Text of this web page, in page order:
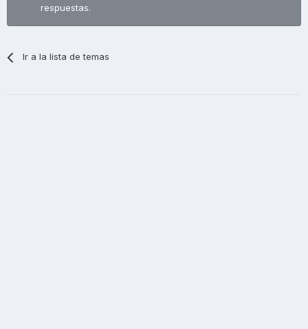
respuestas.
Ir a la lista de temas